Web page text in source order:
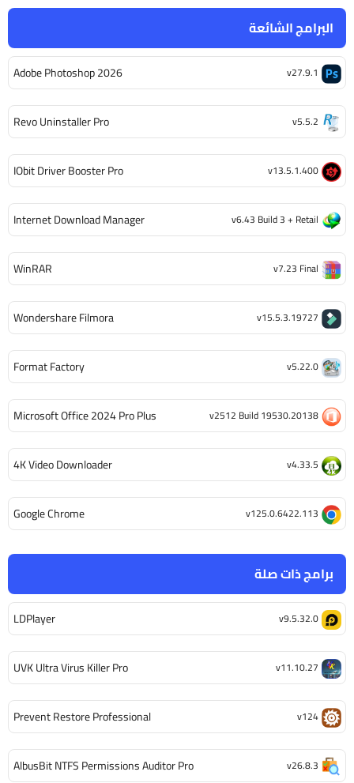
برامج ذات صلة
LDPlayer v9.5.32.0
UVK Ultra Virus Killer Pro v11.10.27
Prevent Restore Professional v124
AlbusBit NTFS Permissions Auditor Pro v26.8.3
البرامج الشائعة
Adobe Photoshop 2026 v27.9.1
Revo Uninstaller Pro v5.5.2
IObit Driver Booster Pro v13.5.1.400
Internet Download Manager v6.43 Build 3 + Retail
WinRAR v7.23 Final
Wondershare Filmora v15.5.3.19727
Format Factory v5.22.0
Microsoft Office 2024 Pro Plus v2512 Build 19530.20138
4K Video Downloader v4.33.5
Google Chrome v125.0.6422.113